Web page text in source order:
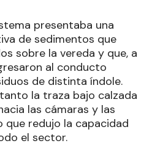
presentaba una
de sedimentos que
sobre la vereda y que, a
al conducto
de distinta índole.
la traza bajo calzada
las cámaras y las
que redujo la capacidad
el sector.